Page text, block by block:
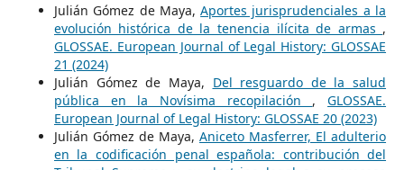
Julián Gómez de Maya,Aportes jurisprudenciales a la
evolución histórica de la tenencia ilícita de armas ,
GLOSSAE. European Journal of Legal History: GLOSSAE
21 (2024)
Julián Gómez de Maya, Del resguardo de la salud
pública en la Novísima recopilación ,GLOSSAE.
European Journal of Legal History: GLOSSAE 20 (2023)
Julián Gómez de Maya,Aniceto Masferrer, El adulterio
en la codificación penal española: contribución del